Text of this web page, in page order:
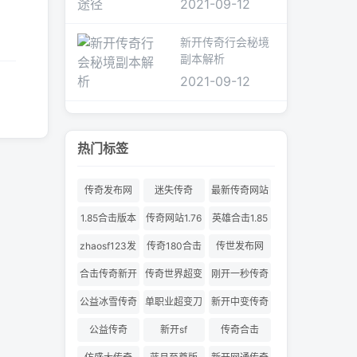
2021-09-12
新开传奇行会秘境
副本解析
2021-09-12
热门标签
传奇发布网 迷失传奇 最新传奇网站
1.85合击版本 传奇网站1.76
英雄合击1.85
合击
zhaosf123发
布网
传奇180合击 传世发布网
合击传奇新开
服
传奇世界超变
刚开一秒传奇
180合击
公益冰雪传奇
单职业超变刀
刀切割
新开中变传奇
公益传奇 新开sf 传奇合击